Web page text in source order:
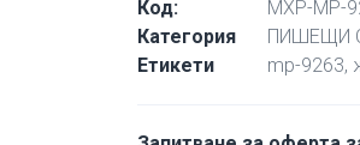
Код:
MXP-MP-
Категория
ПИШЕЩИ
Етикети
mp-9263,